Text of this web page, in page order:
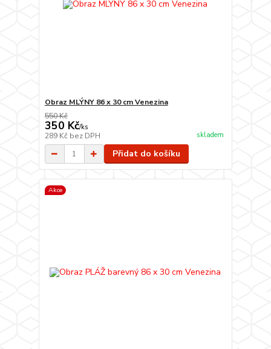
Obraz MLÝNY 86 x 30 cm Venezina
550 Kč
350 Kč/ks
289 Kč bez DPH skladem
Přidat do košíku
Akce